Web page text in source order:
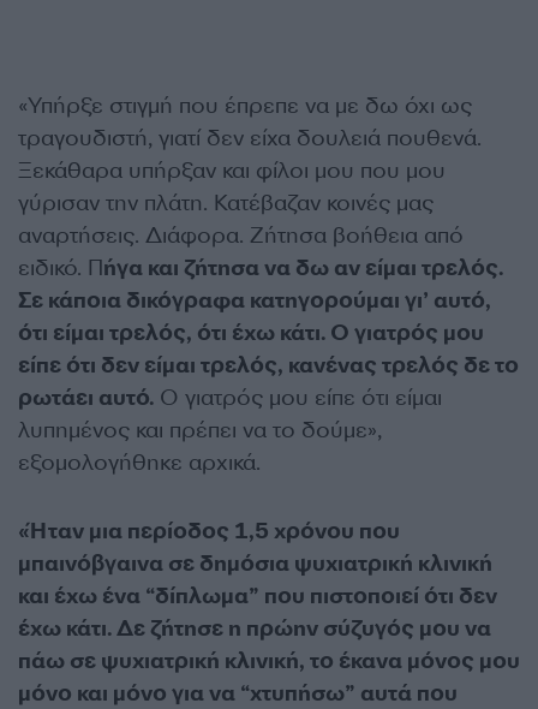
«Υπήρξε στιγμή που έπρεπε να με δω όχι ως
τραγουδιστή, γιατί δεν είχα δουλειά πουθενά.
Ξεκάθαρα υπήρξαν και φίλοι μου που μου
γύρισαν την πλάτη. Κατέβαζαν κοινές μας
αναρτήσεις. Διάφορα. Ζήτησα βοήθεια από
ειδικό. Πήγα και ζήτησα να δω αν είμαι τρελός.
Σε κάποια δικόγραφα κατηγορούμαι γι’ αυτό,
ότι είμαι τρελός, ότι έχω κάτι. Ο γιατρός μου
είπε ότι δεν είμαι τρελός, κανένας τρελός δε το
ρωτάει αυτό. Ο γιατρός μου είπε ότι είμαι
λυπημένος και πρέπει να το δούμε»,
εξομολογήθηκε αρχικά.
«Ήταν μια περίοδος 1,5 χρόνου που
μπαινόβγαινα σε δημόσια ψυχιατρική κλινική
και έχω ένα “δίπλωμα” που πιστοποιεί ότι δεν
έχω κάτι. Δε ζήτησε η πρώην σύζυγός μου να
πάω σε ψυχιατρική κλινική, το έκανα μόνος μου
μόνο και μόνο για να “χτυπήσω” αυτά που